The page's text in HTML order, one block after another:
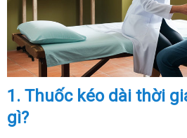
1. Thuốc kéo dài thời
gì?